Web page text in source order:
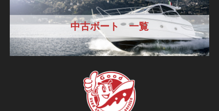
中古ボート 一覧